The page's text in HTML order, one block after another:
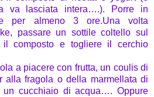
va lasciata intera….). Porre in
per almeno 3 ore.Una volta
passare un sottile coltello sul
il composto e togliere il cerchio
a piacere con frutta, un coulis di
alla fragola o della marmellata di
un cucchiaio di acqua…. Oppure